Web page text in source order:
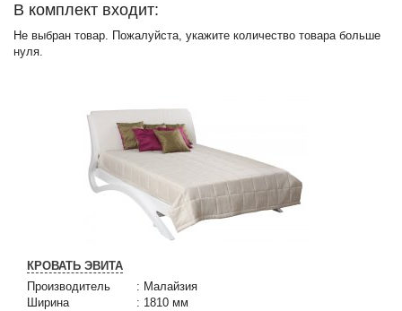
В комплект входит:
Не выбран товар. Пожалуйста, укажите количество товара больше
нуля.
КРОВАТЬ ЭВИТА
Производитель
: Малайзия
Ширина
: 1810 мм